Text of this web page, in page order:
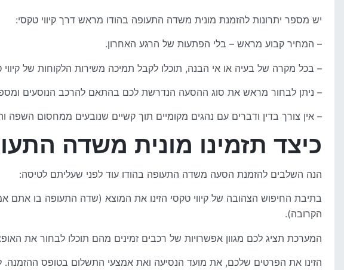
יש מספר יתרונות להזמנת מונית משדה התעופה בהודו מראש דרך קיווי טקסי:
– המחיר קבוע מראש – בלי הפתעות של הרגע האחרון.
– בכל מקרה של בעיה או אי הבנה, תוכלו לקבל תמיכה משירות הלקוחות של קיווי
– ניתן לבחור מראש את סוג ההסעה הנדרשת לכם בהתאם להרכב הנוסעים
– אין צורך בדין ודברים עם נהגים מקומיים תוך קשיים שנובעים ממחסום השפה
כיצד תזמינו מונית משדה
הנה השלבים להזמנת הסעה משדה התעופה בהודו עוד לפני שעליתם לטיסה:
בתיבת החיפוש הצהובה של קיווי טקסי הזינו את המוצא (שדה התעופה בו אתם
הקרובה).
המערכת תציג לכם מגוון אפשרויות של רכבים זמינים מהם תוכלו לבחור את
הזינו את הפרטים שלכם, את מועד הנסיעה ואת אמצעי התשלום בטופס ההזמנה.